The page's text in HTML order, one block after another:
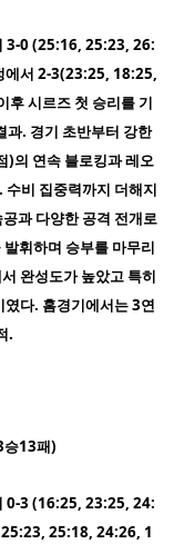
3-0 (25:16, 25:23, 26:
에서 2-3(23:25, 18:25,
시르즈 첫 승리를 기
. 경기 초반부터 강한
)의 연속 블로킹과 레오
비 집중력까지 더해지
과 다양한 공격 전개로
휘하며 승부를 마무리
완성도가 높았고 특히
다. 홈경기에서는 3연
.
승13패)
0-3 (16:25, 23:25, 24:
25:18, 24:26, 1